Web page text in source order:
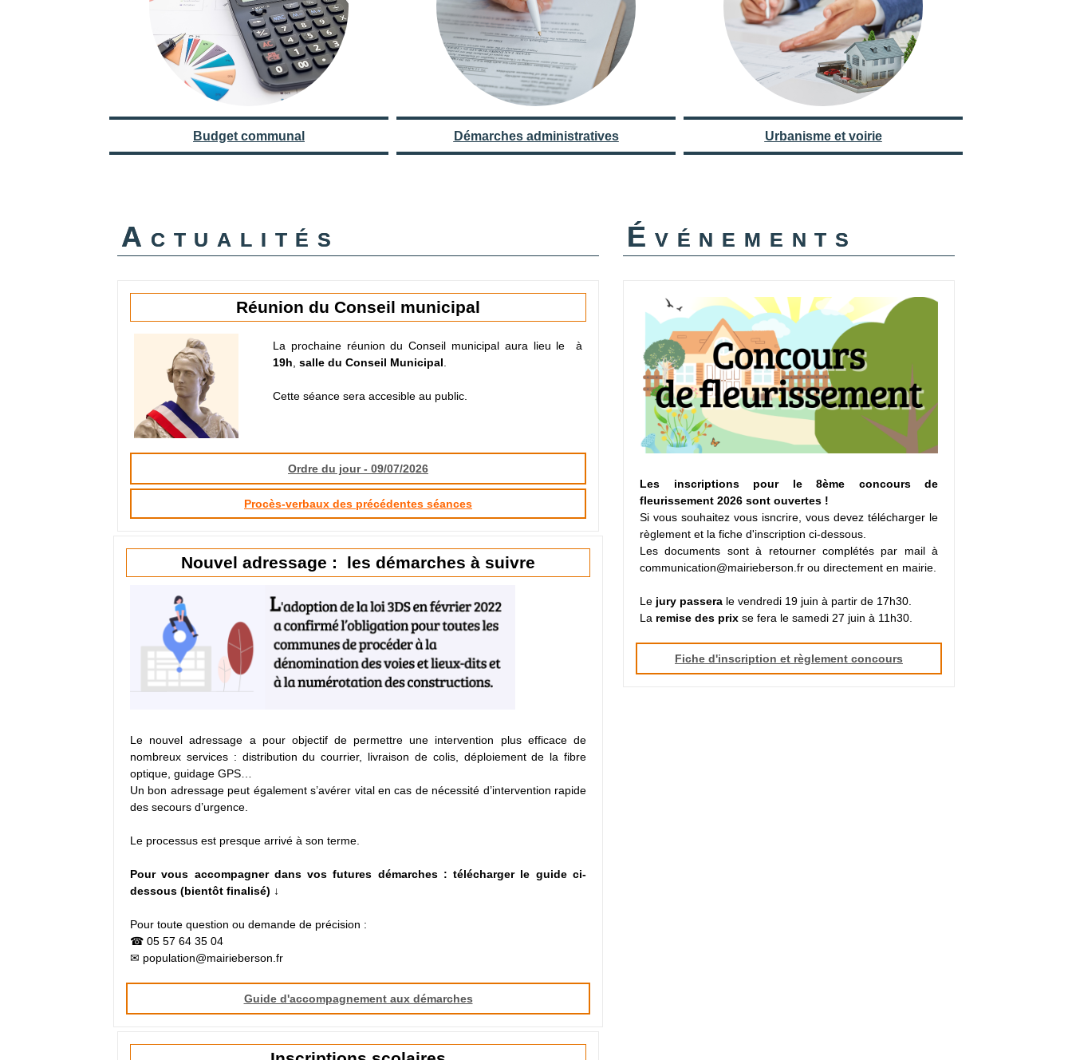
Budget communal Démarches administratives Urbanisme et voirie
Actualités
Réunion du Conseil municipal
La prochaine réunion du Conseil municipal aura lieu le
à
19h salle du Conseil Municipal
Cette séance sera accesible au public.
Ordre du jour - 09/07/2026
Procès-verbaux des précédentes séances
Nouvel adressage : les démarches à suivre
Le nouvel adressage a pour objectif de permettre une intervention plus efficace de
nombreux services : distribution du courrier, livraison de colis, déploiement de la fibre
optique, guidage GPS…
Un bon adressage peut également s’avérer vital en cas de nécessité d’intervention rapide
des secours d’urgence.
Le processus est presque arrivé à son terme.
Pour vous accompagner dans vos futures démarches : télécharger le guide ci-
dessous (bientôt finalisé) ↓
Pour toute question ou demande de précision :
☎ 05 57 64 35 04
✉ population@mairieberson.fr
Guide d'accompagnement aux démarches
Événements
Les inscriptions pour le 8ème concours de
fleurissement 2026 sont ouvertes !
Si vous souhaitez vous isncrire, vous devez télécharger le
règlement et la fiche d'inscription ci-dessous.
Les documents sont à retourner complétés par mail à
communication@mairieberson.fr ou directement en mairie.
Le jury passera le vendredi 19 juin à partir de 17h30.
La remise des prix se fera le samedi 27 juin à 11h30.
Fiche d'inscription et règlement concours